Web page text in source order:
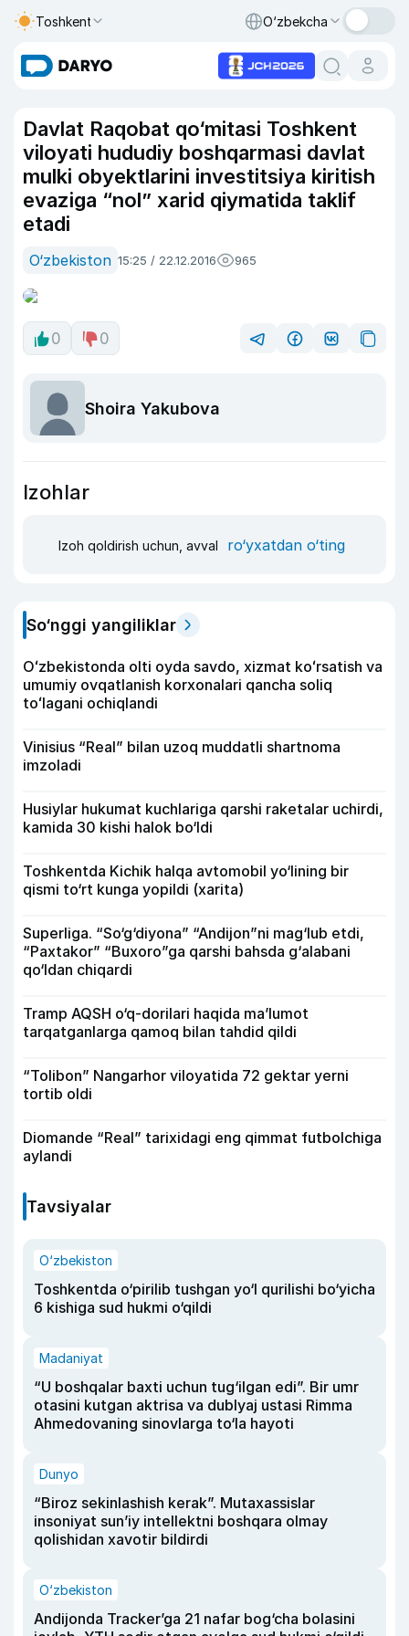
Toshkent O‘zbekcha
Davlat Raqobat qo‘mitasi Toshkent
viloyati hududiy boshqarmasi davlat
mulki obyektlarini investitsiya kiritish
evaziga “nol” xarid qiymatida taklif
etadi
O‘zbekiston 15:25 / 22.12.2016 965
0 0
Shoira Yakubova
Izohlar
Izoh qoldirish uchun, avval ro‘yxatdan o‘ting
So‘nggi yangiliklar
Oʻzbekistonda olti oyda savdo, xizmat koʻrsatish va
umumiy ovqatlanish korxonalari qancha soliq
toʻlagani ochiqlandi
Vinisius “Real” bilan uzoq muddatli shartnoma
imzoladi
Husiylar hukumat kuchlariga qarshi raketalar uchirdi,
kamida 30 kishi halok bo‘ldi
Toshkentda Kichik halqa avtomobil yo‘lining bir
qismi to‘rt kunga yopildi (xarita)
Superliga. “So‘g‘diyona” “Andijon”ni mag‘lub etdi,
“Paxtakor” “Buxoro”ga qarshi bahsda g‘alabani
qo‘ldan chiqardi
Tramp AQSH o‘q-dorilari haqida ma’lumot
tarqatganlarga qamoq bilan tahdid qildi
“Tolibon” Nangarhor viloyatida 72 gektar yerni
tortib oldi
Diomande “Real” tarixidagi eng qimmat futbolchiga
aylandi
Tavsiyalar
O‘zbekiston
Toshkentda o‘pirilib tushgan yo‘l qurilishi bo‘yicha
6 kishiga sud hukmi o‘qildi
Madaniyat
“U boshqalar baxti uchun tug‘ilgan edi”. Bir umr
otasini kutgan aktrisa va dublyaj ustasi Rimma
Ahmedovaning sinovlarga to‘la hayoti
Dunyo
“Biroz sekinlashish kerak”. Mutaxassislar
insoniyat sun’iy intellektni boshqara olmay
qolishidan xavotir bildirdi
O‘zbekiston
Andijonda Tracker’ga 21 nafar bog‘cha bolasini